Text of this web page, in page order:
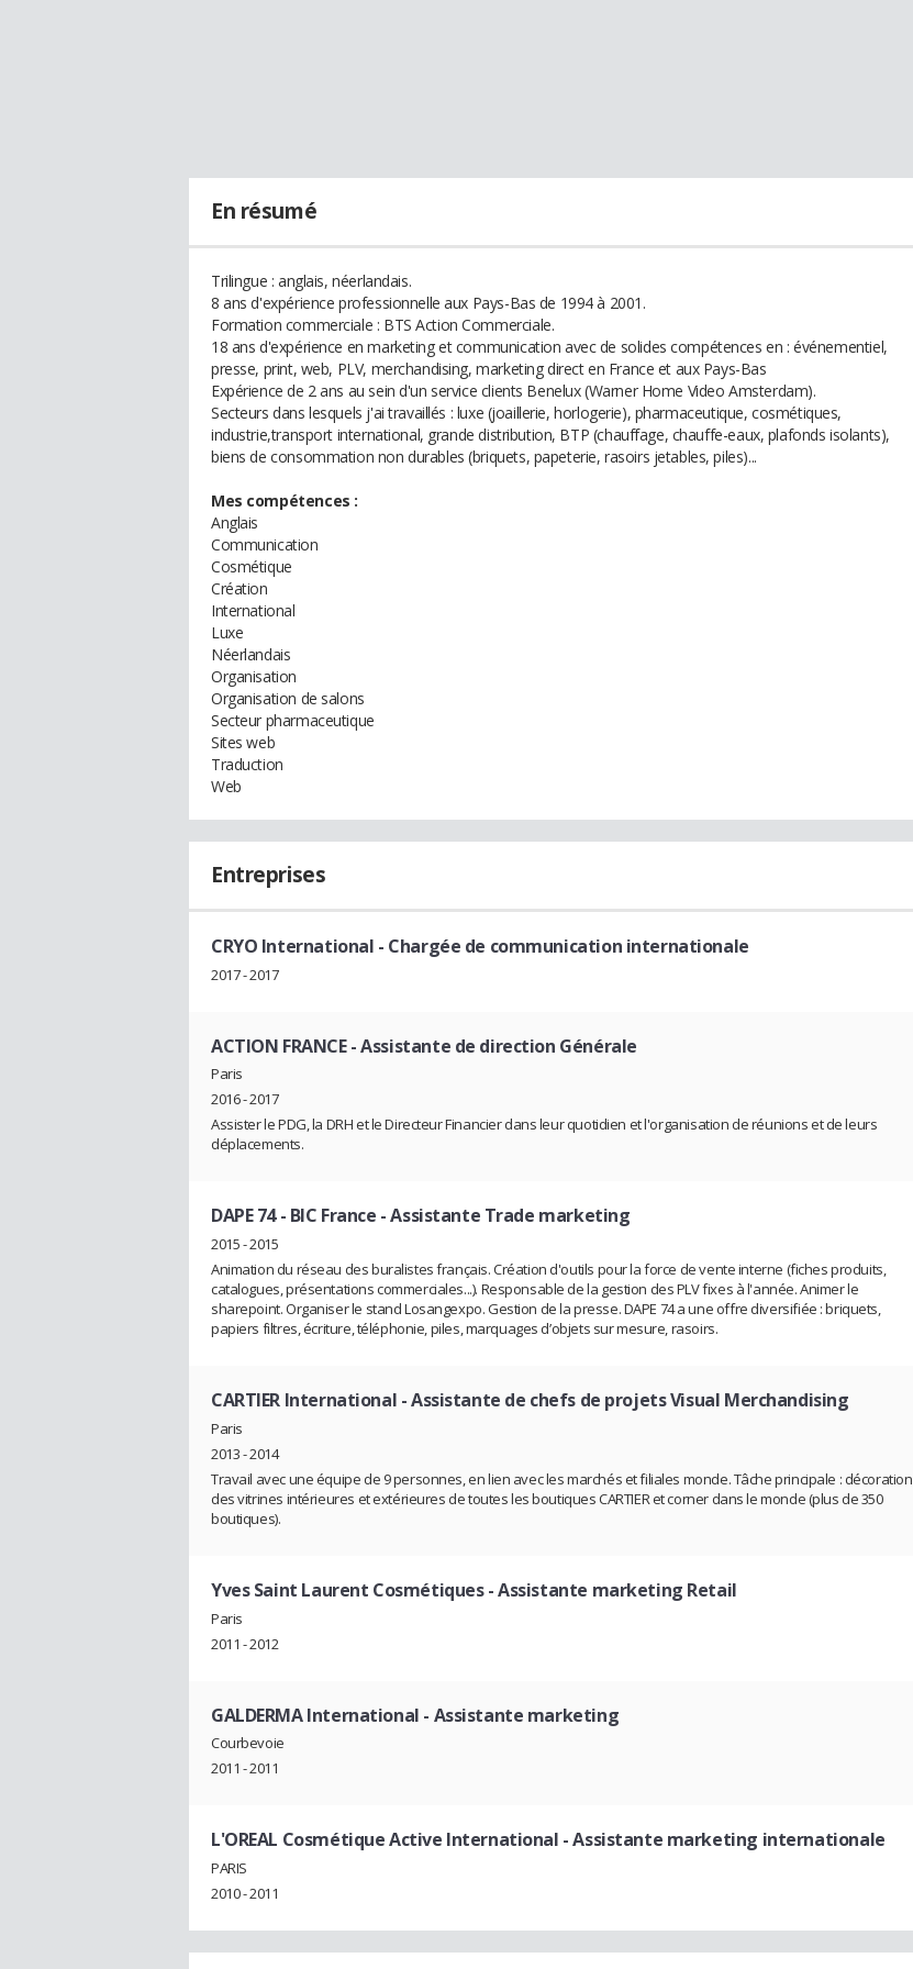
En résumé
Trilingue : anglais, néerlandais.
8 ans d'expérience professionnelle aux Pays-Bas de 1994 à 2001.
Formation commerciale : BTS Action Commerciale.
18 ans d'expérience en marketing et communication avec de solides compétences en : événementiel,
presse, print, web, PLV, merchandising, marketing direct en France et aux Pays-Bas
Expérience de 2 ans au sein d'un service clients Benelux (Warner Home Video Amsterdam).
Secteurs dans lesquels j'ai travaillés : luxe (joaillerie, horlogerie), pharmaceutique, cosmétiques,
industrie,transport international, grande distribution, BTP (chauffage, chauffe-eaux, plafonds isolants),
biens de consommation non durables (briquets, papeterie, rasoirs jetables, piles)...
Mes compétences :
Anglais
Communication
Cosmétique
Création
International
Luxe
Néerlandais
Organisation
Organisation de salons
Secteur pharmaceutique
Sites web
Traduction
Web
Entreprises
CRYO International - Chargée de communication internationale
2017 - 2017
ACTION FRANCE- Assistante de direction Générale
Paris
2016 - 2017
Assister le PDG, la DRH et le Directeur Financier dans leur quotidien et l'organisation de réunions et de leurs
déplacements.
DAPE 74 - BIC France - Assistante Trade marketing
2015 - 2015
Animation du réseau des buralistes français. Création d'outils pour la force de vente interne (fiches produits,
catalogues, présentations commerciales...). Responsable de la gestion des PLV fixes à l'année. Animer le
sharepoint. Organiser le stand Losangexpo. Gestion de la presse. DAPE 74 a une offre diversifiée : briquets,
papiers filtres, écriture, téléphonie, piles, marquages d’objets sur mesure, rasoirs.
CARTIER International - Assistante de chefs de projets Visual Merchandising
Paris
2013 - 2014
Travail avec une équipe de 9 personnes, en lien avec les marchés et filiales monde. Tâche principale : décoration
des vitrines intérieures et extérieures de toutes les boutiques CARTIER et corner dans le monde (plus de 350
boutiques).
Yves Saint Laurent Cosmétiques- Assistante marketing Retail
Paris
2011 - 2012
GALDERMA International - Assistante marketing
Courbevoie
2011 - 2011
L'OREAL Cosmétique Active International - Assistante marketing internationale
PARIS
2010 - 2011